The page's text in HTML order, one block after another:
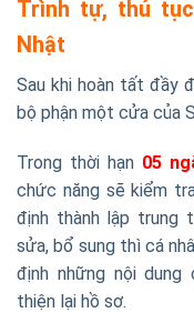
Trình tự, thủ
Nhật
Sau khi hoàn tất đầy
bộ phận một cửa của
Trong thời hạn 05
chức năng sẽ kiểm
định thành lập trung
sửa, bổ sung thì cá
định những nội
thiện lại hồ sơ.